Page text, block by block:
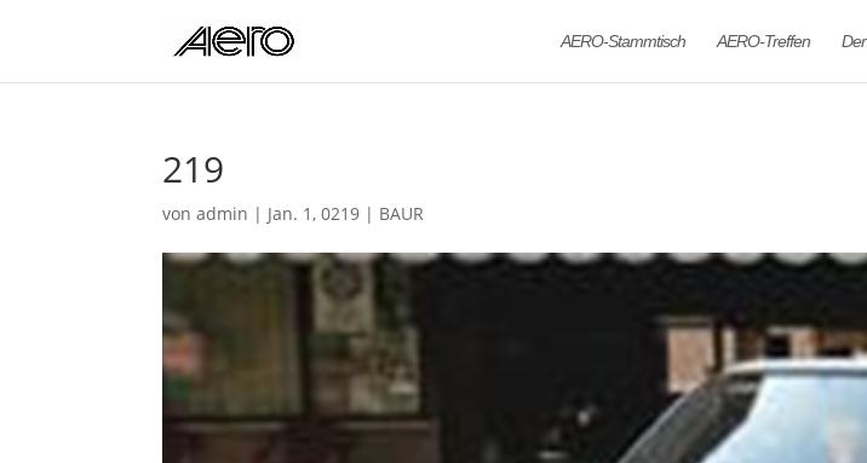
AERO-Stammtisch AERO-Treffen
219
vonadmin | Jan. 1, 0219 | BAUR